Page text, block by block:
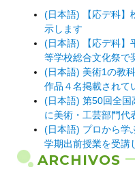
(日本語) 【応デ科】
示します
(日本語) 【応デ科】
等学校総合文化祭で
(日本語) 美術1の教
作品４名掲載されて
(日本語) 第50回全国
に美術・工芸部門代
(日本語) プロから学
学期出前授業を受講
ARCHIVOS